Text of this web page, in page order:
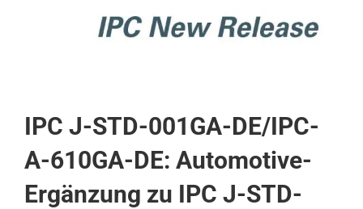
IPC J-STD-001GA-DE/IPC-
A-610GA-DE: Automotive-
Ergänzung zu IPC J-STD-